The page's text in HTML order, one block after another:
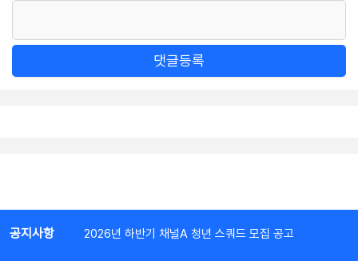
댓글등록
공지사항 2026년 하반기 채널A 청년 스쿼드 모집 공고